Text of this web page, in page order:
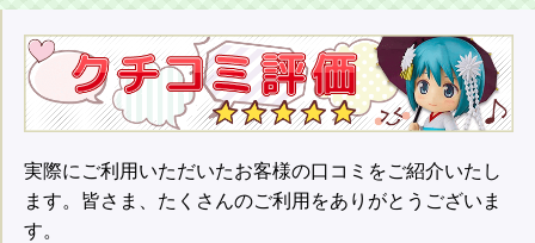
実際にご利用いただいたお客様の口コミをご紹介いたし
ます。皆さま、たくさんのご利用をありがとうございま
す。